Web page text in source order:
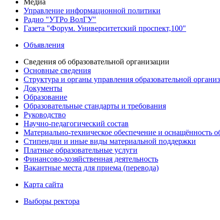
Медиа
Управление информационной политики
Радио "УТРо ВолГУ"
Газета "Форум. Университетский проспект,100"
Объявления
Сведения об образовательной организации
Основные сведения
Структура и органы управления образовательной
Документы
Образование
Образовательные стандарты и требования
Руководство
Научно-педагогический состав
Материально-техническое обеспечение и оснащённость
Стипендии и иные виды материальной поддержки
Платные образовательные услуги
Финансово-хозяйственная деятельность
Вакантные места для приема (перевода)
Карта сайта
Выборы ректора